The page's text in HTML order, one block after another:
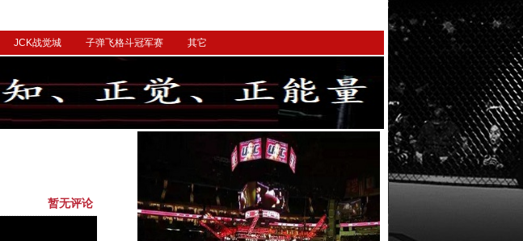
JCK战觉城 子弹飞格斗冠军赛 其它
暂无评论